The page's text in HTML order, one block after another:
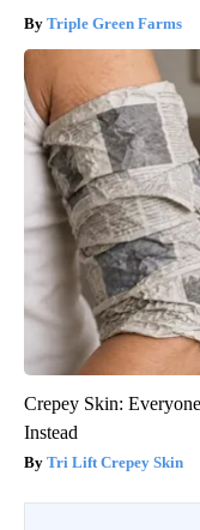
Triple Green Farms
Crepey Skin:
Instead
Tri Lift Crepey Skin